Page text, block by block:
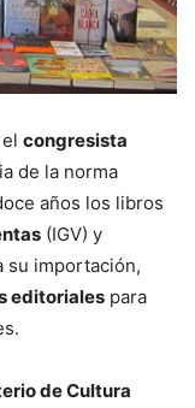
congresista
de la norma
años los libros
(IGV) y
su importación,
editoriales para
de Cultura